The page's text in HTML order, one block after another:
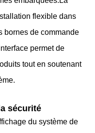
flexible dans
bornes de commande
permet de
tout en soutenant
sécurité
du système de